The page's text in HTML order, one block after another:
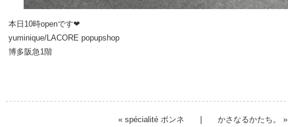
本日10時openです❤︎
yuminique/LACORE popupshop
博多阪急1階
« spécialité ボンネ かさなるかたち。 »